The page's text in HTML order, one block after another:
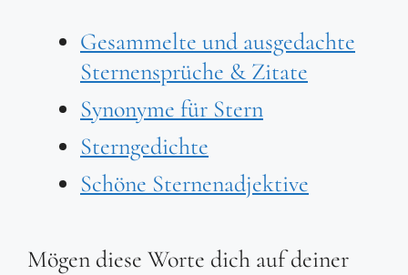
Gesammelte und ausgedachte
Sternensprüche & Zitate
Synonyme für Stern
Sterngedichte
Schöne Sternenadjektive
Mögen diese Worte dich auf deiner